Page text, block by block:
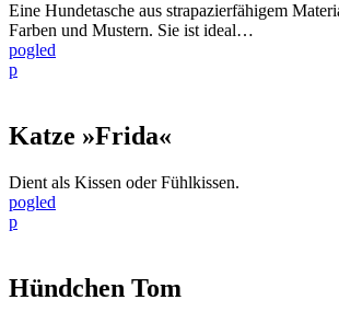
Eine Hundetasche aus strapazierfähigem
Farben und Mustern. Sie ist ideal…
pogled
p
Katze »Frida«
Dient als Kissen oder Fühlkissen.
pogled
p
Hündchen Tom